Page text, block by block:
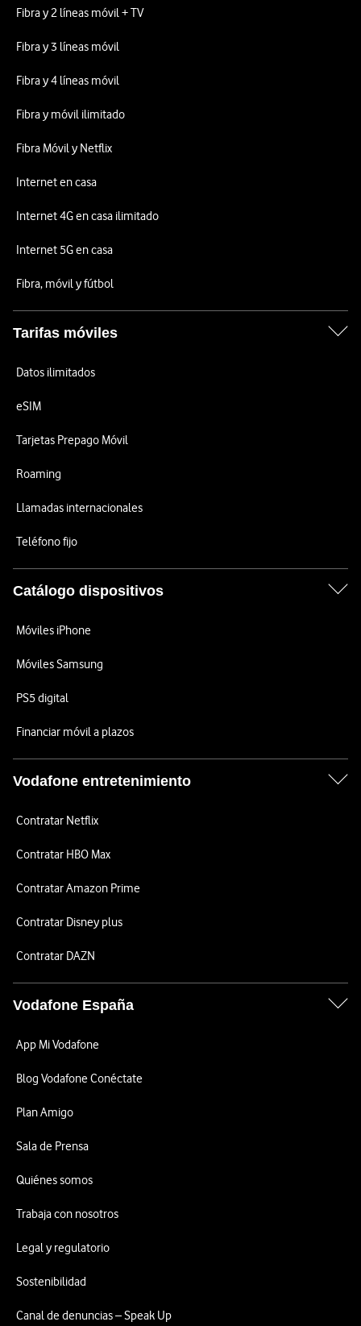
Fibra y 2 líneas móvil + TV
Fibra y 3 líneas móvil
Fibra y 4 líneas móvil
Fibra y móvil ilimitado
Fibra Móvil y Netflix
Internet en casa
Internet 4G en casa ilimitado
Internet 5G en casa
Fibra, móvil y fútbol
Tarifas móviles
Datos ilimitados
eSIM
Tarjetas Prepago Móvil
Roaming
Llamadas internacionales
Teléfono fijo
Catálogo dispositivos
Móviles iPhone
Móviles Samsung
PS5 digital
Financiar móvil a plazos
Vodafone entretenimiento
Contratar Netflix
Contratar HBO Max
Contratar Amazon Prime
Contratar Disney plus
Contratar DAZN
Vodafone España
App Mi Vodafone
Blog Vodafone Conéctate
Plan Amigo
Sala de Prensa
Quiénes somos
Trabaja con nosotros
Legal y regulatorio
Sostenibilidad
Canal de denuncias – Speak Up